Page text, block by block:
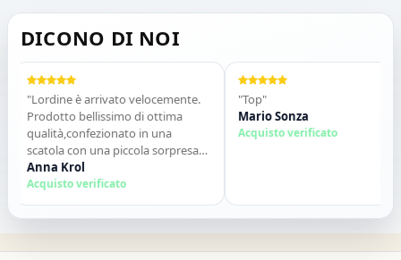
DICONO DI NOI
"Lordine è arrivato velocemente.
Prodotto bellissimo di ottima
qualità,confezionato in una
scatola con una piccola sorpresa
allinterno. Tutto perfetto. Lo
consiglio vivamente. Grazie ,alla
prossima!"
Anna Krol
Acquisto verificato
"Top"
Mario Sonza
Acquisto verificato